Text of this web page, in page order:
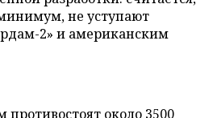
не уступают
2» и американским
около 3500